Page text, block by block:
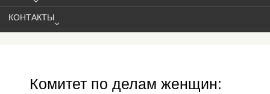
КОНТАКТЫ
Комитет по делам женщин: